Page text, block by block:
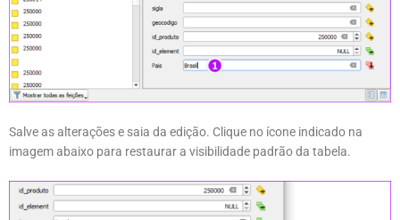
Salve as alterações e saia da edição. Clique no ícone indicado na
imagem abaixo para restaurar a visibilidade padrão da tabela.